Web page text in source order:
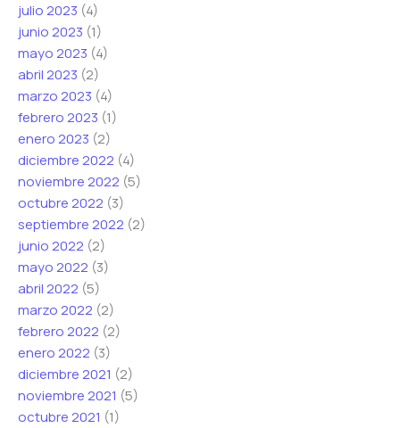
julio 2023 (4)
junio 2023 (1)
mayo 2023 (4)
abril 2023 (2)
marzo 2023 (4)
febrero 2023 (1)
enero 2023 (2)
diciembre 2022 (4)
noviembre 2022 (5)
octubre 2022 (3)
septiembre 2022 (2)
junio 2022 (2)
mayo 2022 (3)
abril 2022 (5)
marzo 2022 (2)
febrero 2022 (2)
enero 2022 (3)
diciembre 2021 (2)
noviembre 2021 (5)
octubre 2021 (1)